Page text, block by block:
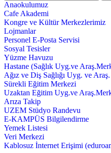
Anaokulumuz
Cafe Akademi
Kongre ve Kültür Merkezlerimiz
Lojmanlar
Personel E-Posta Servisi
Sosyal Tesisler
Yüzme Havuzu
Hastane (Sağlık Uyg.ve
Ağız ve Diş Sağlığı Uyg. ve
Sürekli Eğitim Merkezi
Uzaktan Eğitim Uyg.ve
Arıza Takip
UZEM Stüdyo Randevu
E-KAMPÜS Bilgilendirme
Yemek Listesi
Veri Merkezi
Kablosuz İnternet Erişimi